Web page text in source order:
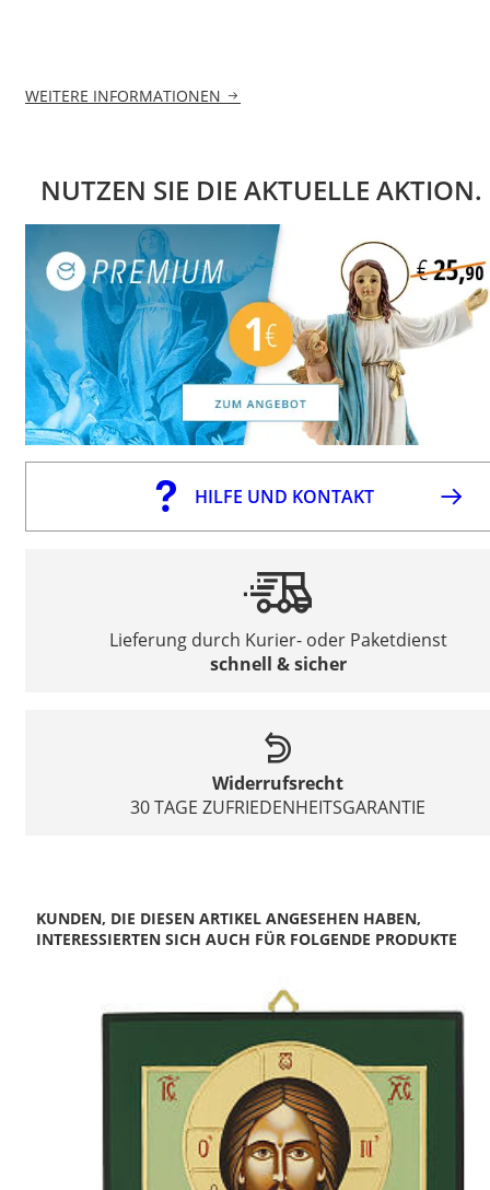
WEITERE INFORMATIONEN
NUTZEN SIE DIE AKTUELLE AKTION.
HILFE UND KONTAKT
Lieferung durch Kurier- oder Paketdienst
schnell & sicher
Widerrufsrecht
30 TAGE ZUFRIEDENHEITSGARANTIE
KUNDEN, DIE DIESEN ARTIKEL ANGESEHEN HABEN,
INTERESSIERTEN SICH AUCH FÜR FOLGENDE PRODUKTE